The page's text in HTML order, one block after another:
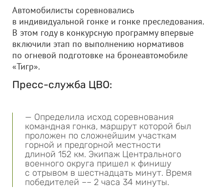
Автомобилисты соревновались
в индивидуальной гонке и гонке преследования.
В этом году в конкурсную программу впервые
включили этап по выполнению нормативов
по огневой подготовке на бронеавтомобиле
«Тигр».
Пресс-служба ЦВО:
— Определила исход соревнования
командная гонка, маршрут которой был
проложен по сложнейшим участкам
горной и предгорной местности
длиной 152 км. Экипаж Центрального
военного округа пришел к финишу
с отрывом в шестнадцать минут. Время
победителей –– 2 часа 34 минуты.